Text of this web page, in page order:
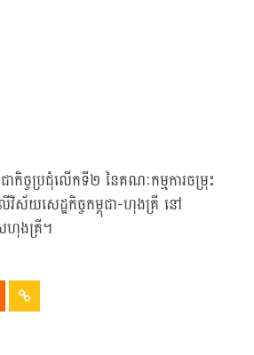
ាកិច្ចប្រជុំលើកទី២ នៃគណៈកម្មការចម្រុះ
វិស័យសេដ្ឋកិច្ចកម្ពុជា-ហុងគ្រី នៅ
ហុងគ្រី។